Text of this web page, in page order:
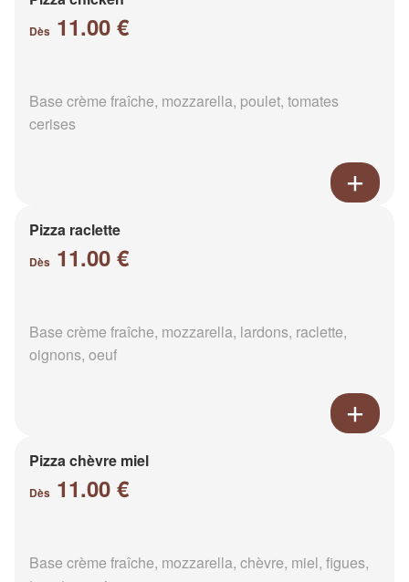
Dès 11.00 €
Base crème fraîche, mozzarella, poulet, tomates
cerises
Pizza raclette
Dès 11.00 €
Base crème fraîche, mozzarella, lardons, raclette,
oignons, oeuf
Pizza chèvre miel
Dès 11.00 €
Base crème fraîche, mozzarella, chèvre, miel, figues,